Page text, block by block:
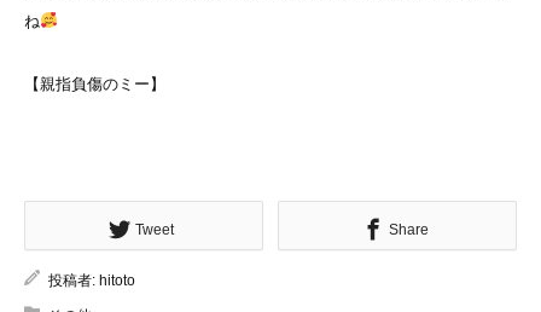
ね
【親指負傷のミー】
Tweet Share
投稿者: hitoto